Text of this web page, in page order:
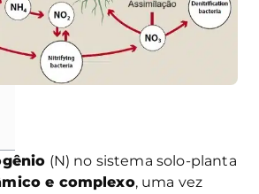
(N) no sistema solo-planta
e complexo, uma vez